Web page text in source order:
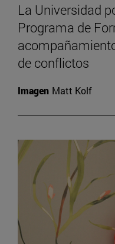
La Universidad
Programa de
de conflictos
Imagen Matt Kolf